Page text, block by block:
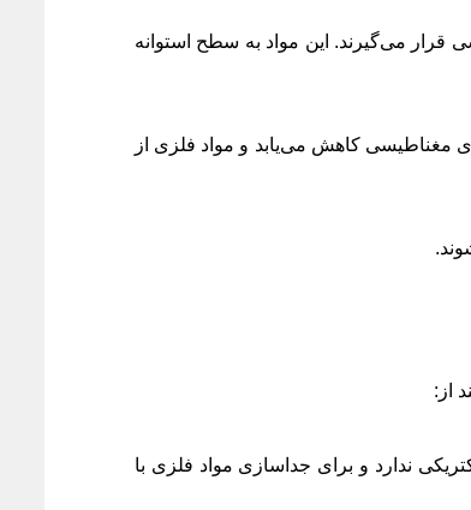
می‌گیرند. این مواد به سطح استوانه
مغناطیسی کاهش می‌یابد و مواد فلزی از
از:
ندارد و برای جداسازی مواد فلزی با